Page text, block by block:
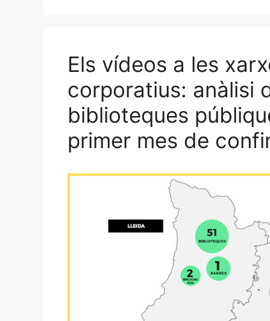
Els vídeos a les
corporatius: anàlisi
biblioteques
primer mes de